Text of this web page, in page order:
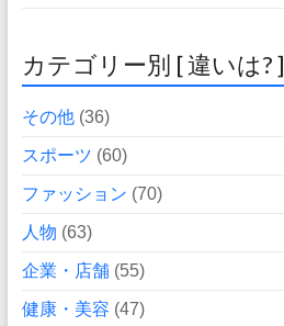
カテゴリー別 [ 違いは? ]
その他(36)
スポーツ (60)
ファッション (70)
人物 (63)
企業・店舗(55)
健康・美容 (47)